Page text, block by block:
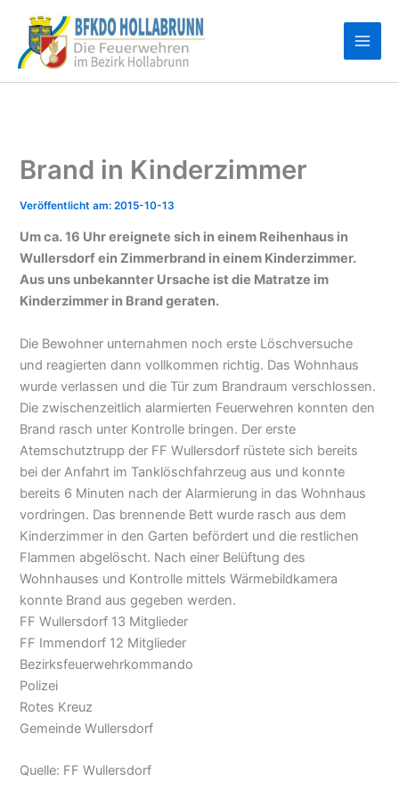
Inhalt
springen
Brand in Kinderzimmer
2015-10-13
Um ca. 16 Uhr ereignete sich in einem Reihenhaus in
Wullersdorf ein Zimmerbrand in einem Kinderzimmer.
Aus uns unbekannter Ursache ist die Matratze im
Kinderzimmer in Brand geraten.
Die Bewohner unternahmen noch erste Löschversuche
und reagierten dann vollkommen richtig. Das Wohnhaus
wurde verlassen und die Tür zum Brandraum verschlossen.
Die zwischenzeitlich alarmierten Feuerwehren konnten den
Brand rasch unter Kontrolle bringen. Der erste
Atemschutztrupp der FF Wullersdorf rüstete sich bereits
bei der Anfahrt im Tanklöschfahrzeug aus und konnte
bereits 6 Minuten nach der Alarmierung in das Wohnhaus
vordringen. Das brennende Bett wurde rasch aus dem
Kinderzimmer in den Garten befördert und die restlichen
Flammen abgelöscht. Nach einer Belüftung des
Wohnhauses und Kontrolle mittels Wärmebildkamera
konnte Brand aus gegeben werden.
FF Wullersdorf 13 Mitglieder
FF Immendorf 12 Mitglieder
Bezirksfeuerwehrkommando
Polizei
Rotes Kreuz
Gemeinde Wullersdorf
Quelle: FF Wullersdorf